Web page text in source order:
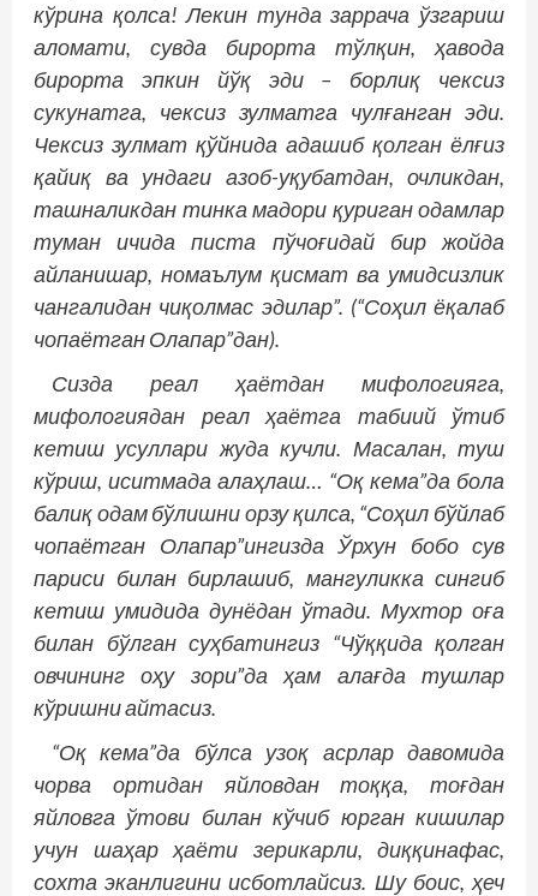
кўрина қолса! Лекин тунда заррача ўзгариш
аломати, сувда бирорта тўлқин, ҳавода
бирорта эпкин йўқ эди – борлиқ чексиз
сукунатга, чексиз зулматга чулғанган эди.
Чексиз зулмат қўйнида адашиб қолган ёлғиз
қайиқ ва ундаги азоб-уқубатдан, очликдан,
ташналикдан тинка мадори қуриган одамлар
туман ичида писта пўчоғидай бир жойда
айланишар, номаълум қисмат ва умидсизлик
чангалидан чиқолмас эдилар”. (“Соҳил ёқалаб
чопаётган Олапар”дан).
Сизда реал ҳаётдан мифологияга,
мифологиядан реал ҳаётга табиий ўтиб
кетиш усуллари жуда кучли. Масалан, туш
кўриш, иситмада алаҳлаш… “Оқ кема”да бола
балиқ одам бўлишни орзу қилса, “Соҳил бўйлаб
чопаётган Олапар”ингизда Ўрхун бобо сув
париси билан бирлашиб, мангуликка сингиб
кетиш умидида дунёдан ўтади. Мухтор оға
билан бўлган суҳбатингиз “Чўққида қолган
овчининг оҳу зори”да ҳам алағда тушлар
кўришни айтасиз.
“Оқ кема”да бўлса узоқ асрлар давомида
чорва ортидан яйловдан тоққа, тоғдан
яйловга ўтови билан кўчиб юрган кишилар
учун шаҳар ҳаёти зерикарли, диққинафас,
сохта эканлигини исботлайсиз. Шу боис, ҳеч